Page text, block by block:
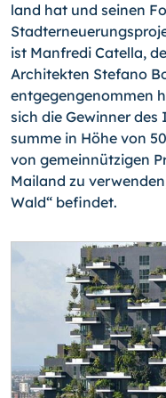
land hat und seinen
ist Manfredi Catella,
Architekten Stefano
entgegengenommen
sich die Gewinner
summe in Höhe von
von gemeinnützigen
Mailand zu
Wald“ befindet.